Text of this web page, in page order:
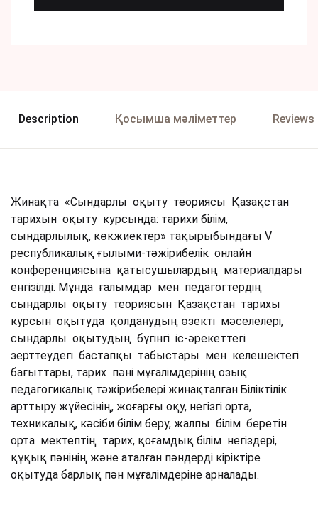
Description Қосымша мәліметтер Reviews
Жинақта «Сындарлы оқыту теориясы Қазақстан
тарихын оқыту курсында: тарихи білім,
сындарлылық, көкжиектер» тақырыбындағы V
республикалық ғылыми-тәжірибелік онлайн
конференциясына қатысушылардың материалдары
енгізілді. Мұнда ғалымдар мен педагогтердің
сындарлы оқыту теориясын Қазақстан тарихы
курсын оқытуда қолданудың өзекті мәселелері,
сындарлы оқытудың бүгінгі іс-әрекеттегі
зерттеудегі бастапқы табыстары мен келешектегі
бағыттары, тарих пәні мұғалімдерінің озық
педагогикалық тәжірибелері жинақталған.Біліктілік
арттыру жүйесінің, жоғарғы оқу, негізгі орта,
техникалық, кәсіби білім беру, жалпы білім беретін
орта мектептің тарих, қоғамдық білім негіздері,
құқық пәнінің және аталған пәндерді кіріктіре
оқытуда барлық пән мұғалімдеріне арналады.